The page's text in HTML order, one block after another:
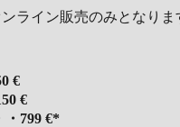
ンライン販売のみとなりま
€
€
799 €*